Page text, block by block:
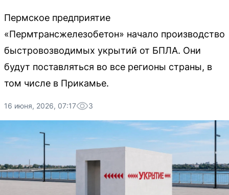
Пермское предприятие
«Пермтрансжелезобетон» начало производство
быстровозводимых укрытий от БПЛА. Они
будут поставляться во все регионы страны, в
том числе в Прикамье.
16 июня, 2026, 07:17 3